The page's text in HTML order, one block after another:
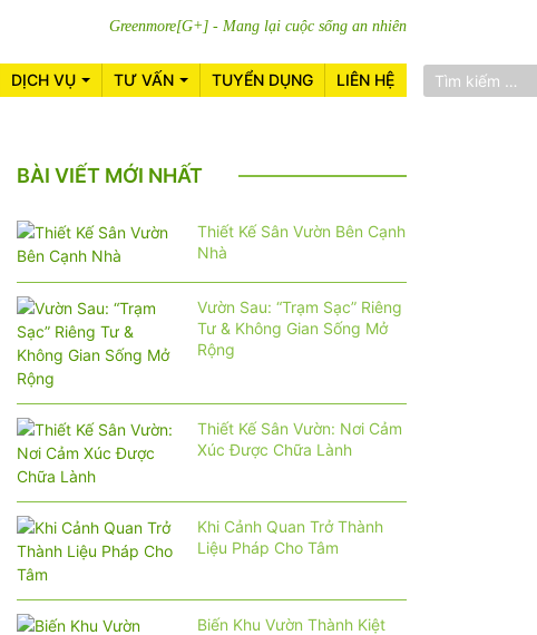
Greenmore[G+] - Mang lại cuộc sống an nhiên
DỊCH VỤ TƯ VẤN TUYỂN DỤNG LIÊN HỆ
BÀI VIẾT MỚI NHẤT
Thiết Kế Sân Vườn Bên Cạnh
Nhà
Vườn Sau: “Trạm Sạc” Riêng
Tư & Không Gian Sống Mở
Rộng
Thiết Kế Sân Vườn: Nơi Cảm
Xúc Được Chữa Lành
Khi Cảnh Quan Trở Thành
Liệu Pháp Cho Tâm
Biến Khu Vườn Thành Kiệt